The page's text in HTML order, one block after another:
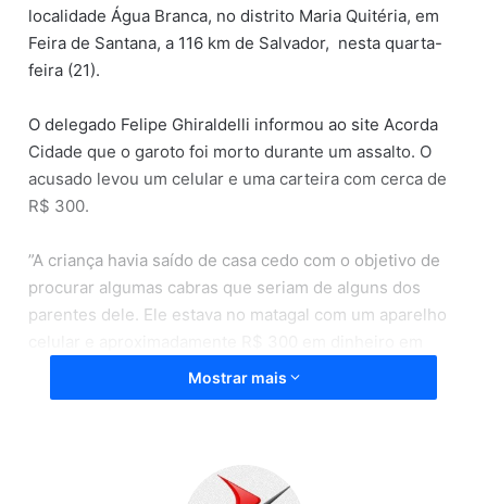
localidade Água Branca, no distrito Maria Quitéria, em
Feira de Santana, a 116 km de Salvador, nesta quarta-
feira (21).
O delegado Felipe Ghiraldelli informou ao site Acorda
Cidade que o garoto foi morto durante um assalto. O
acusado levou um celular e uma carteira com cerca de
R$ 300.
”A criança havia saído de casa cedo com o objetivo de
procurar algumas cabras que seriam de alguns dos
parentes dele. Ele estava no matagal com um aparelho
uma carteira marrom, e não apareceu mais.
Posteriormente, o suspeito do crime foi até a
Imediatamente foi possível inferir que ele teria
Mostrar mais